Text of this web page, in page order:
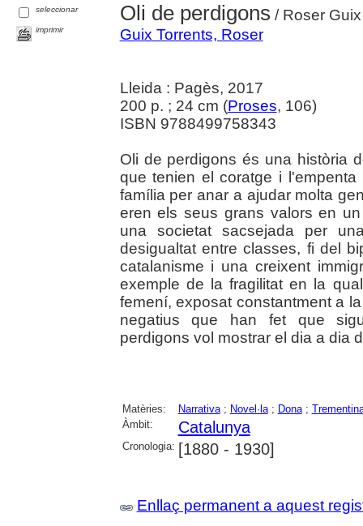
seleccionar
imprimir
Oli de perdigons / Roser
Guix Torrents, Roser
Lleida : Pagès, 2017
200 p. ; 24 cm (Proses, 106)
ISBN 9788499758343
Oli de perdigons és una història
que tenien el coratge i
família per anar a ajudar molta
eren els seus grans valors en
una societat sacsejada per
desigualtat entre classes, fi del
catalanisme i una creixent
exemple de la fragilitat en la
femení, exposat constantment a
negatius que han fet que
perdigons vol mostrar el dia a dia
Matèries: Narrativa; Novel·la; Dona;
Àmbit:
Catalunya
Cronologia: [1880 - 1930]
Enllaç permanent a aquest